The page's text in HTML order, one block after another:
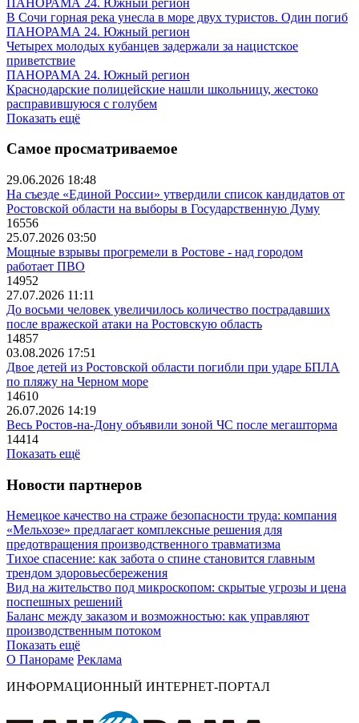
В Сочи горная река унесла в море двух туристов. Один погиб
ПАНОРАМА 24. Южный регион
Четырех молодых кубанцев задержали за нацистское
приветствие
ПАНОРАМА 24. Южный регион
Краснодарские полицейские нашли школьницу, жестоко
расправившуюся с голубем
Показать ещё
Самое просматриваемое
29.06.2026 18:48
На съезде «Единой России» утвердили список кандидатов от
Ростовской области на выборы в Государственную Думу
16556
25.07.2026 03:50
Мощные взрывы прогремели в Ростове - над городом
работает ПВО
14952
27.07.2026 11:11
До восьми человек увеличилось количество пострадавших
после вражеской атаки на Ростовскую область
14857
03.08.2026 17:51
Двое детей из Ростовской области погибли при ударе БПЛА
по пляжу на Черном море
14610
26.07.2026 14:19
Весь Ростов-на-Дону объявили зоной ЧС после мегашторма
14414
Показать ещё
Новости партнеров
Немецкое качество на страже безопасности труда: компания
«Мельхозе» предлагает комплексные решения для
предотвращения производственного травматизма
Тихое спасение: как забота о спине становится главным
трендом здоровьесбережения
Вид на жительство под микроскопом: скрытые угрозы и цена
поспешных решений
Баланс между заказом и возможностью: как управляют
производственным потоком
Показать ещё
О Панораме Реклама
ИНФОРМАЦИОННЫЙ ИНТЕРНЕТ-ПОРТАЛ